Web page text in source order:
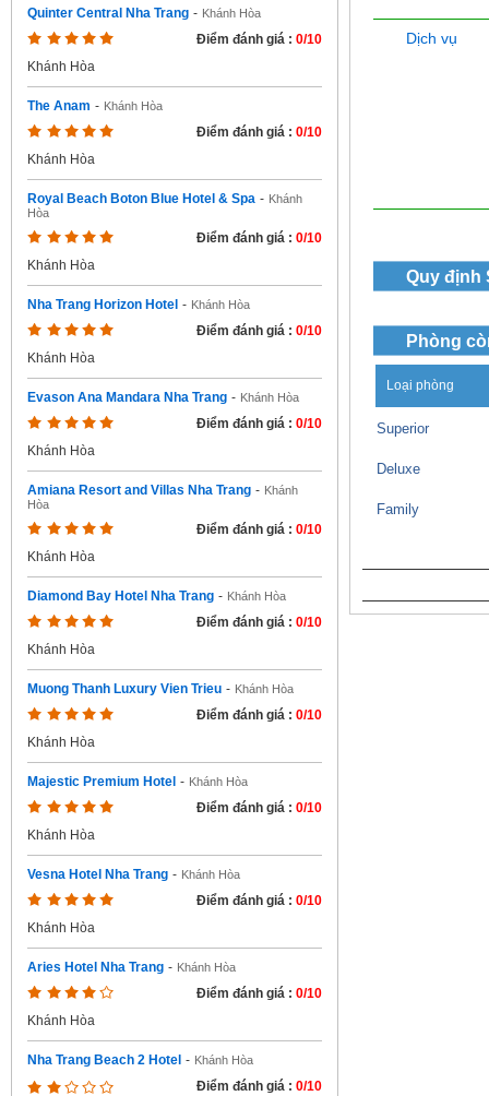
Quinter Central Nha Trang - Khánh Hòa
Điểm đánh giá : 0/10
Khánh Hòa
The Anam - Khánh Hòa
Điểm đánh giá : 0/10
Khánh Hòa
Royal Beach Boton Blue Hotel & Spa - Khánh
Hòa
Điểm đánh giá : 0/10
Khánh Hòa
Nha Trang Horizon Hotel - Khánh Hòa
Điểm đánh giá : 0/10
Khánh Hòa
Evason Ana Mandara Nha Trang - Khánh Hòa
Điểm đánh giá : 0/10
Khánh Hòa
Amiana Resort and Villas Nha Trang - Khánh
Hòa
Điểm đánh giá : 0/10
Khánh Hòa
Diamond Bay Hotel Nha Trang - Khánh Hòa
Điểm đánh giá : 0/10
Khánh Hòa
Muong Thanh Luxury Vien Trieu - Khánh Hòa
Điểm đánh giá : 0/10
Khánh Hòa
Majestic Premium Hotel - Khánh Hòa
Điểm đánh giá : 0/10
Khánh Hòa
Vesna Hotel Nha Trang - Khánh Hòa
Điểm đánh giá : 0/10
Khánh Hòa
Aries Hotel Nha Trang - Khánh Hòa
Điểm đánh giá : 0/10
Khánh Hòa
Nha Trang Beach 2 Hotel - Khánh Hòa
Điểm đánh giá : 0/10
Dịch vụ
Quy định
Phòng
Loại phòng
Superior
Deluxe
Family